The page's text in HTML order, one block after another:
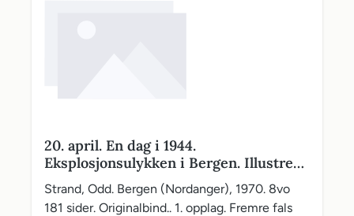
20. april. En dag i 1944.
Eksplosjonsulykken i Bergen. Illustrert
med 72 sider fotografier og andre
bilder - 8 sider er fargefotografier, kart
Strand, Odd. Bergen (Nordanger), 1970. 8vo
181 sider. Originalbind.. 1. opplag. Fremre fals